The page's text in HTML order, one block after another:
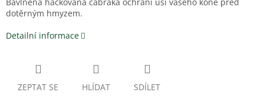
Bavlněná háčkovaná čabraka ochrání uši vašeho koně před
dotěrným hmyzem.
Detailní informace
ZEPTAT SE HLÍDAT SDÍLET